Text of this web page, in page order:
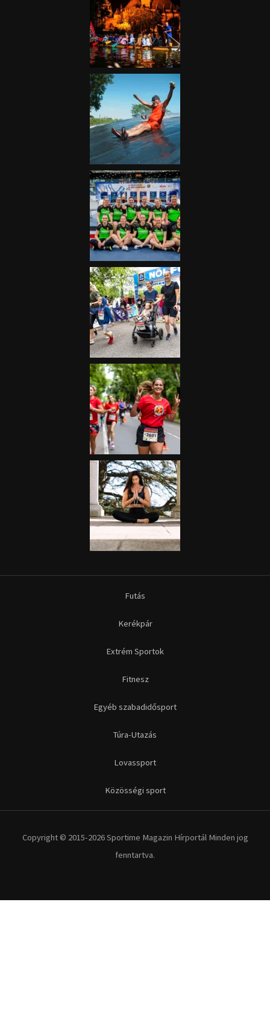
Futás
Kerékpár
Extrém Sportok
Fitnesz
Egyéb szabadidősport
Túra-Utazás
Lovassport
Közösségi sport
Copyright © 2015-2026 Sportime Magazin Hírportál Minden jog
fenntartva.